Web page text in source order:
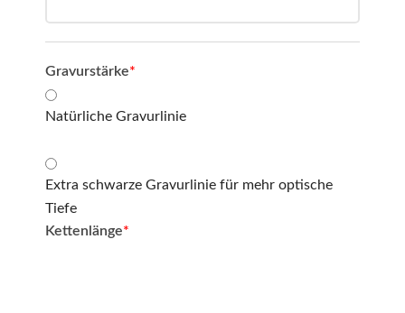
*
Gravurstärke
Natürliche Gravurlinie
Extra schwarze Gravurlinie für mehr optische
Tiefe
*
Kettenlänge